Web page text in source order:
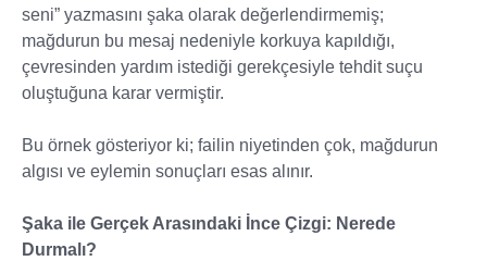
seni” yazmasını şaka olarak değerlendirmemiş;
mağdurun bu mesaj nedeniyle korkuya kapıldığı,
çevresinden yardım istediği gerekçesiyle tehdit suçu
oluştuğuna karar vermiştir.
Bu örnek gösteriyor ki; failin niyetinden çok, mağdurun
algısı ve eylemin sonuçları esas alınır.
Şaka ile Gerçek Arasındaki İnce Çizgi: Nerede
Durmalı?